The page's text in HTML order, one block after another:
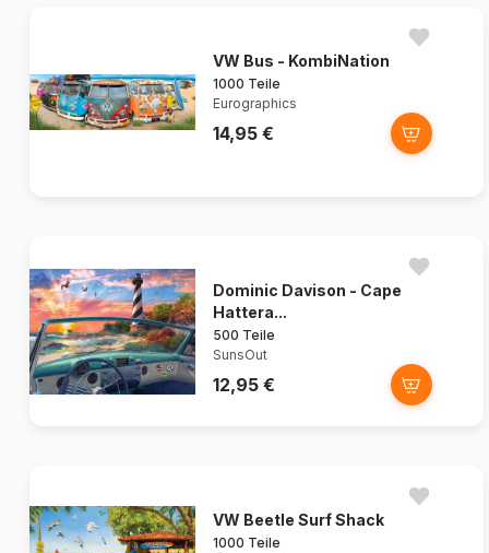
VW Bus - KombiNation
1000 Teile
Eurographics
14,95 €
Dominic Davison - Cape
Hattera...
500 Teile
SunsOut
12,95 €
VW Beetle Surf Shack
1000 Teile